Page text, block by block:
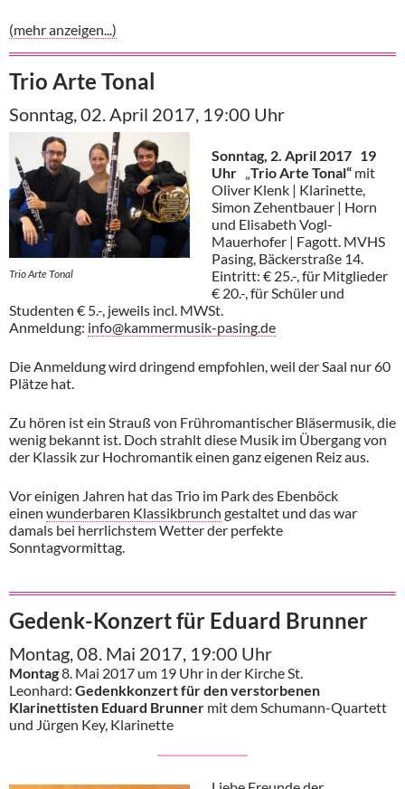
(mehr anzeigen...)
Trio Arte Tonal
Sonntag, 02. April 2017, 19:00 Uhr
Trio Arte Tonal
Sonntag, 2. April 2017 19
Uhr „Trio Arte Tonal“ mit
Oliver Klenk | Klarinette,
Simon Zehentbauer | Horn
und Elisabeth Vogl-
Mauerhofer | Fagott. MVHS
Pasing, Bäckerstraße 14.
Eintritt: € 25.-, für Mitglieder
€ 20.-, für Schüler und
Studenten € 5.-, jeweils incl. MWSt.
Anmeldung: info@kammermusik-pasing.de
Die Anmeldung wird dringend empfohlen, weil der Saal nur 60
Plätze hat.
Zu hören ist ein Strauß von Frühromantischer Bläsermusik, die
wenig bekannt ist. Doch strahlt diese Musik im Übergang von
der Klassik zur Hochromantik einen ganz eigenen Reiz aus.
Vor einigen Jahren hat das Trio im Park des Ebenböck
einen wunderbaren Klassikbrunch gestaltet und das war
damals bei herrlichstem Wetter der perfekte
Sonntagvormittag.
Gedenk-Konzert für Eduard Brunner
Montag, 08. Mai 2017, 19:00 Uhr
Montag8. Mai 2017 um 19 Uhr in der Kirche St.
Leonhard: Gedenkkonzert für den verstorbenen
Klarinettisten Eduard Brunner mit dem Schumann-Quartett
und Jürgen Key, Klarinette